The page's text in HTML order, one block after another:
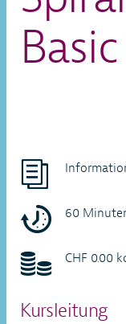
60
CHF 0.00
Kursleitung